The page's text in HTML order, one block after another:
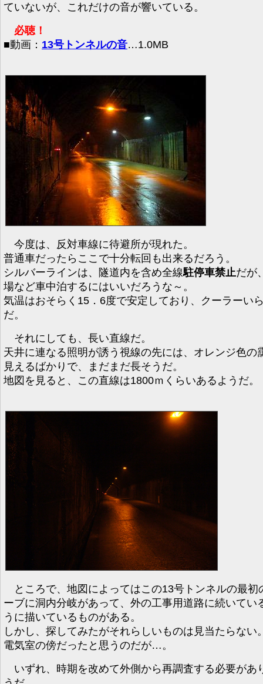
ていないが、これだけの音が響いている。
必聴！
■動画： 13号トンネルの音…1.0MB
今度は、反対車線に待避所が現れた。
普通車だったらここで十分転回も出来るだろう。
シルバーラインは、隧道内を含め全線駐停車禁止だが
場など車中泊するにはいいだろうな～。
気温はおそらく15．6度で安定しており、クーラーい
だ。
それにしても、長い直線だ。
天井に連なる照明が誘う視線の先には、オレンジ色の
見えるばかりで、まだまだ長そうだ。
地図を見ると、この直線は1800ｍくらいあるようだ。
ところで、地図によってはこの13号トンネルの最初
ーブに洞内分岐があって、外の工事用道路に続いてい
うに描いているものがある。
しかし、探してみたがそれらしいものは見当たらない
電気室の傍だったと思うのだが…。
いずれ、時期を改めて外側から再調査する必要があ